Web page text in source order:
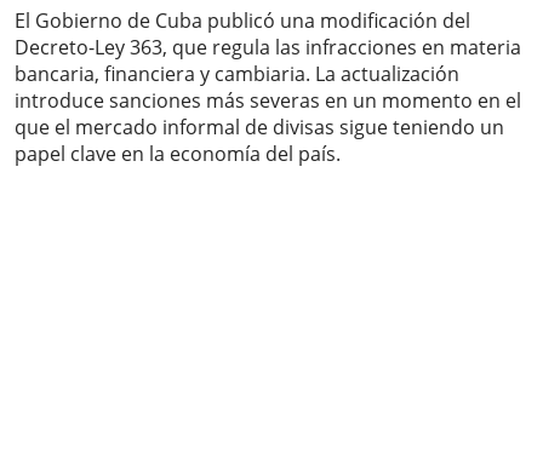
El Gobierno de Cuba publicó una modificación del
Decreto-Ley 363, que regula las infracciones en materia
bancaria, financiera y cambiaria. La actualización
introduce sanciones más severas en un momento en el
que el mercado informal de divisas sigue teniendo un
papel clave en la economía del país.